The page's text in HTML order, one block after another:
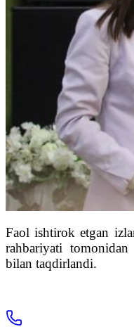
Faol ishtirok etgan
rahbariyati
bilan taqdirlandi.